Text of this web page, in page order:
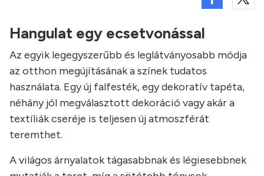
Hangulat egy ecsetvonással
Az egyik legegyszerűbb és leglátványosabb módja
az otthon megújításának a színek tudatos
használata. Egy új falfesték, egy dekoratív tapéta,
néhány jól megválasztott dekoráció vagy akár a
textíliák cseréje is teljesen új atmoszférát
teremthet.
A világos árnyalatok tágasabbnak és légiesebbnek